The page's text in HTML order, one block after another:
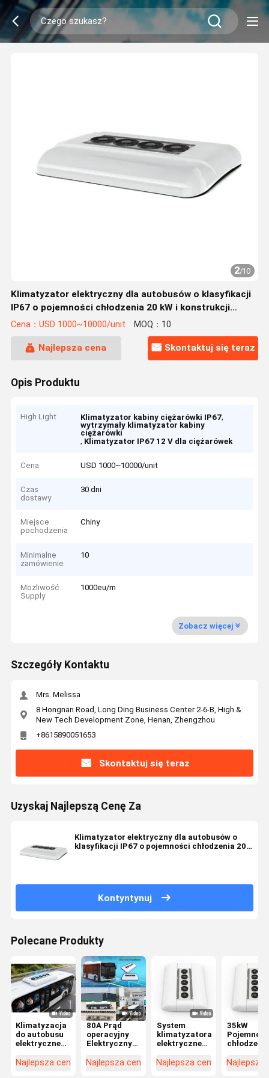
2/10
Klimatyzator elektryczny dla autobusów o klasyfikacji
IP67 o pojemności chłodzenia 20 kW i konstrukcji
zamontowanej na dachu
Cena：USD 1000~10000/unit MOQ：10
Najlepsza cena Skontaktuj się teraz
Opis Produktu
High Light Klimatyzator kabiny ciężarówki IP67,
wytrzymały klimatyzator kabiny
ciężarówki
, Klimatyzator IP67 12 V dla ciężarówek
Cena USD 1000~10000/unit
Czas
dostawy
30 dni
Miejsce
pochodzenia
Chiny
Minimalne
zamówienie
10
Możliwość
Supply
1000eu/m
Zobacz więcej
Szczegóły Kontaktu
Mrs. Melissa
8 Hongnan Road, Long Ding Business Center 2-6-B, High &
New Tech Development Zone, Henan, Zhengzhou
+8615890051653
Skontaktuj się teraz
Uzyskaj Najlepszą Cenę Za
Klimatyzator elektryczny dla autobusów o
klasyfikacji IP67 o pojemności chłodzenia 20
Kontyntynuj
Polecane Produkty
Klimatyzacja
do autobusu
elektrycznego
powietrza
Najlepsza cena
80A Prąd
operacyjny
Elektryczny
autobusowy
Najlepsza cena
System
klimatyzatora
elektrycznego
elektrycznego
Najlepsza cena
35kW
Pojemność
chłodzenia
Najlepsza